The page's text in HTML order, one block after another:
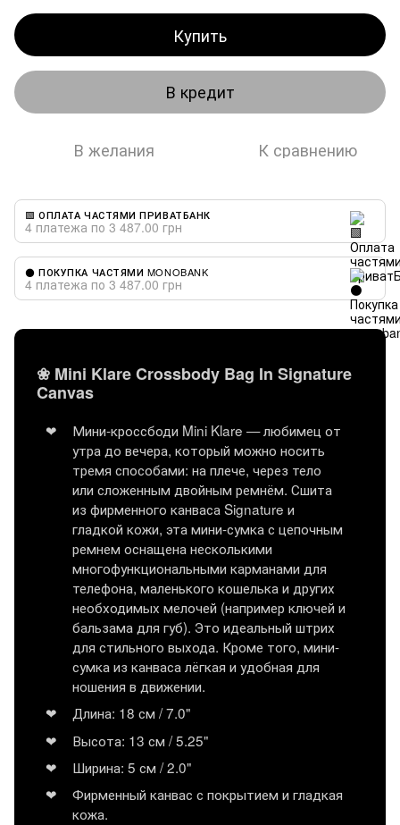
Купить
В кредит
В желания К сравнению
🟩 ОПЛАТА ЧАСТЯМИ ПРИВАТБАНК
4 платежа по 3 487.00 грн
⚫ ПОКУПКА ЧАСТЯМИ MONOBANK
4 платежа по 3 487.00 грн
❀ Mini Klare Crossbody Bag In Signature
Canvas
Мини-кроссбоди Mini Klare — любимец от
утра до вечера, который можно носить
тремя способами: на плече, через тело
или сложенным двойным ремнём. Сшита
из фирменного канваса Signature и
гладкой кожи, эта мини-сумка с цепочным
ремнем оснащена несколькими
многофункциональными карманами для
телефона, маленького кошелька и других
необходимых мелочей (например ключей и
бальзама для губ). Это идеальный штрих
для стильного выхода. Кроме того, мини-
сумка из канваса лёгкая и удобная для
ношения в движении.
Длина: 18 см / 7.0"
Высота: 13 см / 5.25"
Ширина: 5 см / 2.0"
Фирменный канвас с покрытием и гладкая
кожа.